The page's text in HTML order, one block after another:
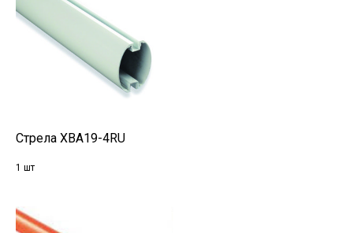
Стрела XBA19-4RU
1 шт